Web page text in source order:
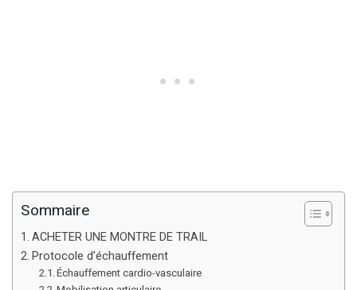
Sommaire
ACHETER UNE MONTRE DE TRAIL
Protocole d’échauffement
Échauffement cardio-vasculaire